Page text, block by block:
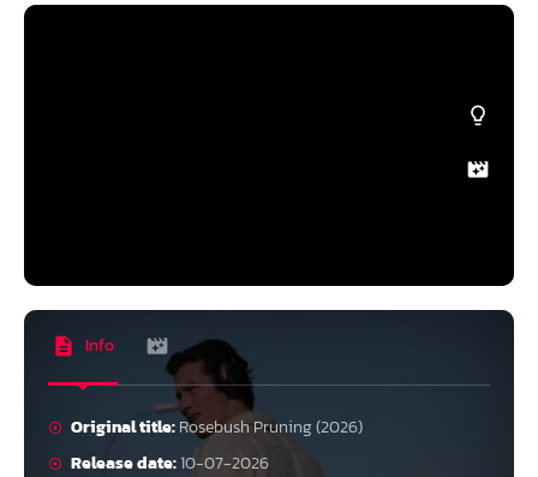
Info
Original title:Rosebush Pruning (2026)
Release date:10-07-2026